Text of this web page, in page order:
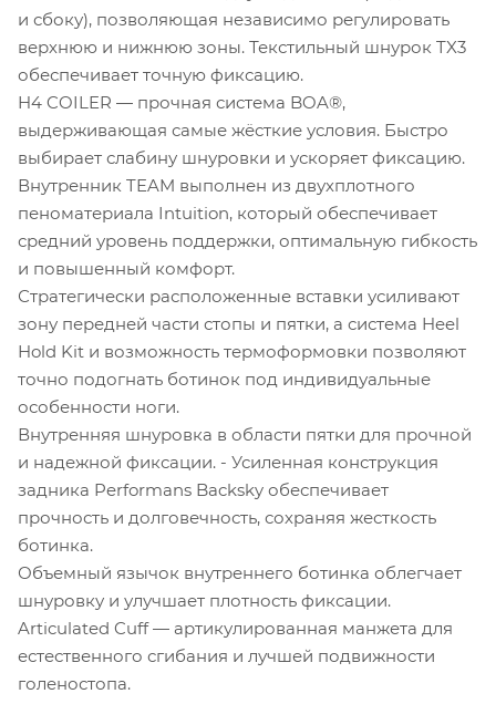
и сбоку), позволяющая независимо регулировать
верхнюю и нижнюю зоны. Текстильный шнурок TX3
обеспечивает точную фиксацию.
H4 COILER — прочная система BOA®,
выдерживающая самые жёсткие условия. Быстро
выбирает слабину шнуровки и ускоряет фиксацию.
Внутренник TEAM выполнен из двухплотного
пеноматериала Intuition, который обеспечивает
средний уровень поддержки, оптимальную гибкость
и повышенный комфорт.
Стратегически расположенные вставки усиливают
зону передней части стопы и пятки, а система Heel
Hold Kit и возможность термоформовки позволяют
точно подогнать ботинок под индивидуальные
особенности ноги.
Внутренняя шнуровка в области пятки для прочной
и надежной фиксации. - Усиленная конструкция
задника Performans Backsky обеспечивает
прочность и долговечность, сохраняя жесткость
ботинка.
Объемный язычок внутреннего ботинка облегчает
шнуровку и улучшает плотность фиксации.
Articulated Cuff — артикулированная манжета для
естественного сгибания и лучшей подвижности
голеностопа.